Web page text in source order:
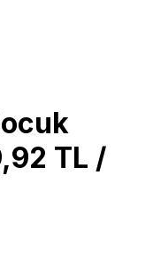
TL /